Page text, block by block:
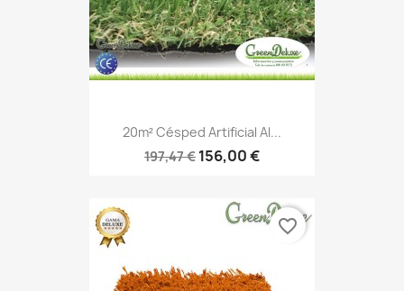
20m² Césped Artificial Al...
197,47 € 156,00 €
favorite_border